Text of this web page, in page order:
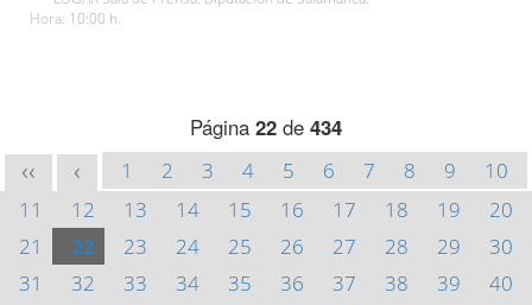
Hora: 10:00 h.
Página 22 de 434
<< < 1 2 3 4 5 6 7 8 9
10
11
12 13 14 15 16 17 18 19
20
21
22 23 24 25 26 27 28 29
30
31
32 33 34 35 36 37 38 39
40